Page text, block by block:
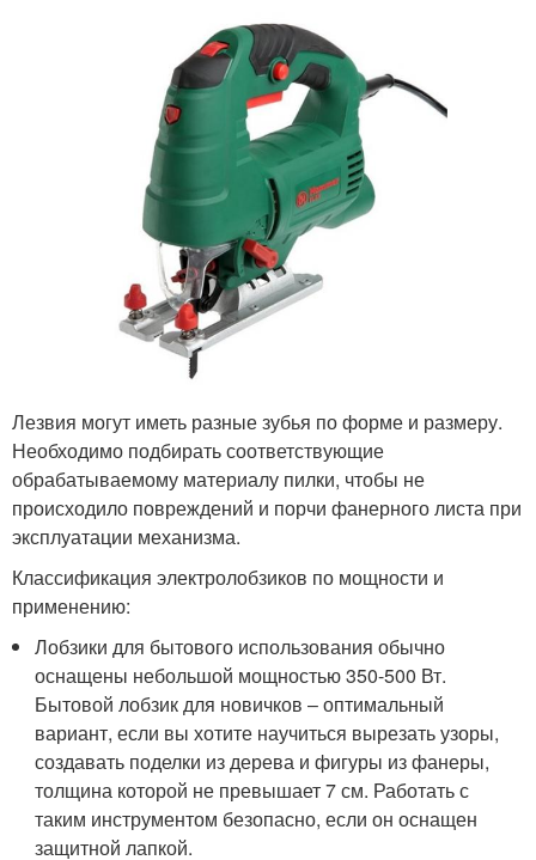
Лезвия могут иметь разные зубья по форме и размеру.
Необходимо подбирать соответствующие
обрабатываемому материалу пилки, чтобы не
происходило повреждений и порчи фанерного листа при
эксплуатации механизма.
Классификация электролобзиков по мощности и
применению:
Лобзики для бытового использования обычно
оснащены небольшой мощностью 350-500 Вт.
Бытовой лобзик для новичков – оптимальный
вариант, если вы хотите научиться вырезать узоры,
создавать поделки из дерева и фигуры из фанеры,
толщина которой не превышает 7 см. Работать с
таким инструментом безопасно, если он оснащен
защитной лапкой.